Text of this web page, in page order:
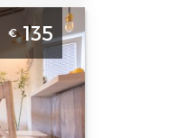
18
€135